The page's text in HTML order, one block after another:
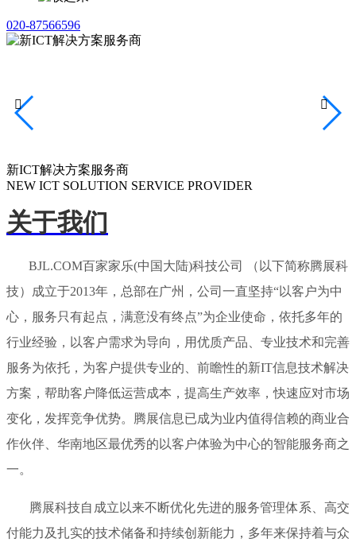
020-87566596
新ICT解决方案服务商
NEW ICT SOLUTION SERVICE PROVIDER
 
关于我们
BJL.COM百家家乐(中国大陆)科技公司 （以下简称腾展科
技）成立于2013年，总部在广州，公司一直坚持“以客户为中
心，服务只有起点，满意没有终点”为企业使命，依托多年的
行业经验，以客户需求为导向，用优质产品、专业技术和完善
服务为依托，为客户提供专业的、前瞻性的新IT信息技术解决
方案，帮助客户降低运营成本，提高生产效率，快速应对市场
变化，发挥竞争优势。腾展信息已成为业内值得信赖的商业合
作伙伴、华南地区最优秀的以客户体验为中心的智能服务商之
一。
腾展科技自成立以来不断优化先进的服务管理体系、高交
付能力及扎实的技术储备和持续创新能力，多年来保持着与众